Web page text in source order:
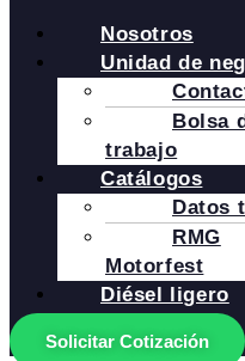
Nosotros
Unidad de
Bolsa
trabajo
Catálogos
Datos
RMG
Motorfest
Diésel ligero
Solicitar Cotización